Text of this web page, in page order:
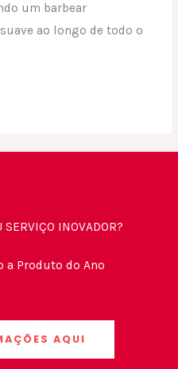
um barbear
ao longo de todo o
SERVIÇO INOVADOR?
a Produto do Ano
AQUI